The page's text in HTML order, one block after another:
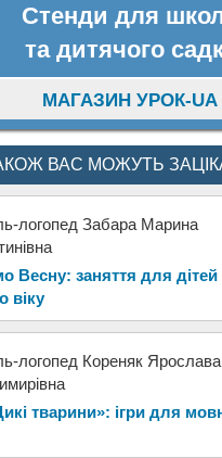
Стенди для
та дитячого
МАГАЗИН УРОК-UA
ВАС МОЖУТЬ
логопед Забара Марина
Весну: заняття для дітей
віку
логопед Кореняк Ярослава
тварини»: ігри для